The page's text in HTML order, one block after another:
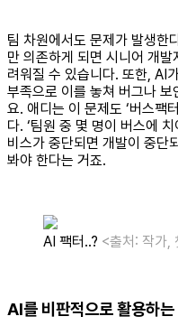
팀 차원에서도 문제가 발생한
만 의존하게 되면 시니어 개
려워질 수 있습니다. 또한, AI
부족으로 이를 놓쳐 버그나
요. 애디는 이 문제도 ‘버스팩
다. ‘팀원 중 몇 명이 버스에
비스가 중단되면 개발이 중단
봐야 한다는 거죠.
AI 팩터..? <출처: 작가,
AI를 비판적으로 활용하